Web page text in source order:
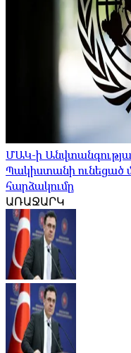
ՄԱԿ-ի
Պակիստանի ունեցած
հարձակումը
ԱՌԱՋԱՐԿ